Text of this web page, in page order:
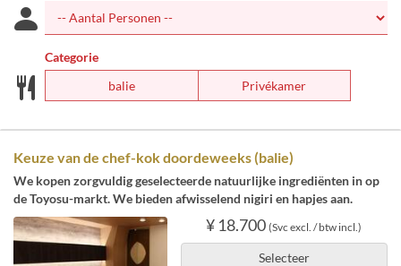
Categorie
balie
Privékamer
Keuze van de chef-kok doordeweeks (balie)
We kopen zorgvuldig geselecteerde natuurlijke ingrediënten in op
de Toyosu-markt. We bieden afwisselend nigiri en hapjes aan.
¥ 18.700 (Svc excl. / btw incl.)
Selecteer